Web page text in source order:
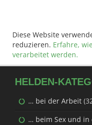
Diese Website
reduzieren. Erfahre,
verarbeitet werden.
HELDEN-
… bei der Arbeit
… beim Sex und in